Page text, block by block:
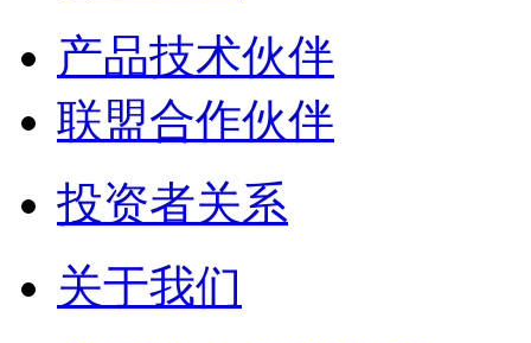
产品技术伙伴
联盟合作伙伴
投资者关系
关于我们